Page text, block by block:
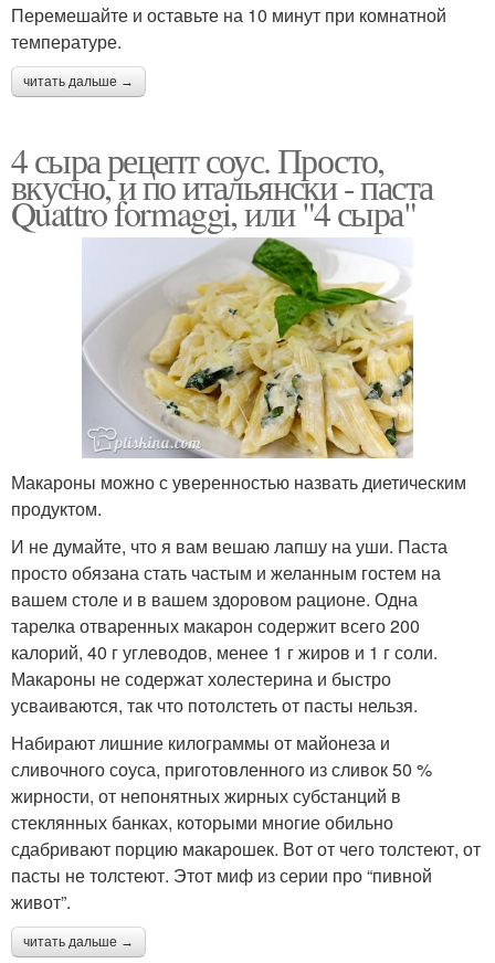
Перемешайте и оставьте на 10 минут при комнатной
температуре.
читать дальше →
4 сыра рецепт соус. Просто,
вкусно, и по итальянски - паста
Quattro formaggi, или "4 сыра"
Макароны можно с уверенностью назвать диетическим
продуктом.
И не думайте, что я вам вешаю лапшу на уши. Паста
просто обязана стать частым и желанным гостем на
вашем столе и в вашем здоровом рационе. Одна
тарелка отваренных макарон содержит всего 200
калорий, 40 г углеводов, менее 1 г жиров и 1 г соли.
Макароны не содержат холестерина и быстро
усваиваются, так что потолстеть от пасты нельзя.
Набирают лишние килограммы от майонеза и
сливочного соуса, приготовленного из сливок 50 %
жирности, от непонятных жирных субстанций в
стеклянных банках, которыми многие обильно
сдабривают порцию макарошек. Вот от чего толстеют, от
пасты не толстеют. Этот миф из серии про “пивной
живот”.
читать дальше →